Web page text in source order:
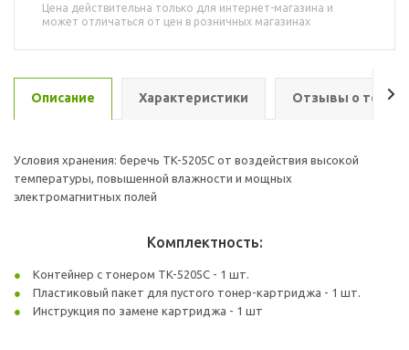
Цена действительна только для интернет-магазина и
может отличаться от цен в розничных магазинах
Описание Характеристики Отзывы о
Условия хранения: беречь TK-5205C от воздействия высокой
температуры, повышенной влажности и мощных
электромагнитных полей
Комплектность:
Контейнер с тонером TK-5205C - 1 шт.
Пластиковый пакет для пустого тонер-картриджа - 1 шт.
Инструкция по замене картриджа - 1 шт